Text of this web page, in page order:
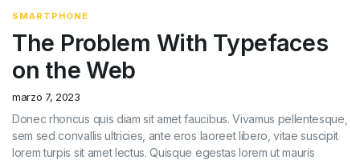
SMARTPHONE
The Problem With Typefaces
on the Web
marzo 7, 2023
Donec rhoncus quis diam sit amet faucibus. Vivamus pellentesque,
sem sed convallis ultricies, ante eros laoreet libero, vitae suscipit
lorem turpis sit amet lectus. Quisque egestas lorem ut mauris